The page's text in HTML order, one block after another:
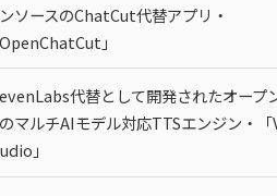
ソースのChatCut代替アプリ・
」
代替として開発されたオープ
マルチAIモデル対応TTSエンジン・「
」